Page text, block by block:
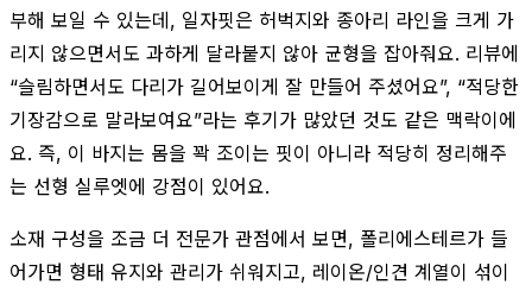
부해 보일 수 있는데, 일자핏은 허벅지와 종아리 라인을 크게 가
리지 않으면서도 과하게 달라붙지 않아 균형을 잡아줘요. 리뷰에
“슬림하면서도 다리가 길어보이게 잘 만들어 주셨어요”, “적당한
기장감으로 말라보여요”라는 후기가 많았던 것도 같은 맥락이에
요. 즉, 이 바지는 몸을 꽉 조이는 핏이 아니라 적당히 정리해주
는 선형 실루엣에 강점이 있어요.
소재 구성을 조금 더 전문가 관점에서 보면, 폴리에스테르가 들
어가면 형태 유지와 관리가 쉬워지고, 레이온/인견 계열이 섞이